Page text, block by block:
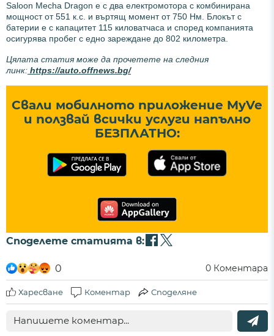
Saloon Mecha Dragon е с два електромотора с комбинирана
мощност от 551 к.с. и въртящ момент от 750 Нм. Блокът с
батерии е с капацитет 115 киловатчаса и според компанията
осигурява пробег с едно зареждане до 802 километра.
Цялата статия може да прочетете на следния
линк: https://auto.offnews.bg/
Свали мобилното приложение MyVe
и ползвай всички услуги напълно
БЕЗПЛАТНО:
Споделете статията в:
0 0 Коментара
Харесване Коментар Споделяне